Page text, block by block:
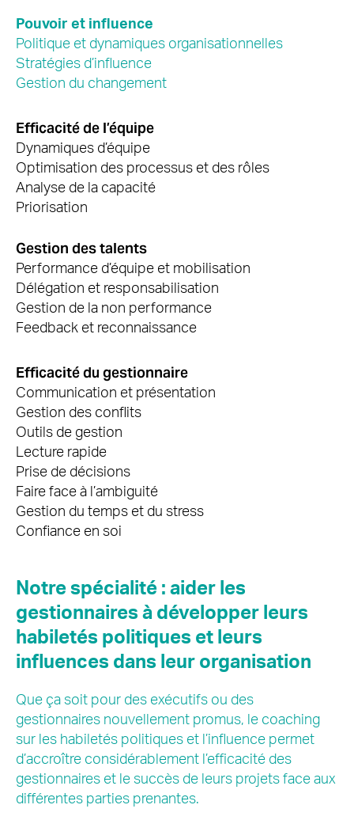
Pouvoir et influence
Politique et dynamiques organisationnelles
Stratégies d’influence
Gestion du changement
Efficacité de l’équipe
Dynamiques d’équipe
Optimisation des processus et des rôles
Analyse de la capacité
Priorisation
Gestion des talents
Performance d’équipe et mobilisation
Délégation et responsabilisation
Gestion de la non performance
Feedback et reconnaissance
Efficacité du gestionnaire
Communication et présentation
Gestion des conflits
Outils de gestion
Lecture rapide
Prise de décisions
Faire face à l’ambiguité
Gestion du temps et du stress
Confiance en soi
Notre spécialité : aider les
gestionnaires à développer leurs
habiletés politiques et leurs
influences dans leur organisation
Que ça soit pour des exécutifs ou des
gestionnaires nouvellement promus, le coaching
sur les habiletés politiques et l’influence permet
d’accroître considérablement l’efficacité des
gestionnaires et le succès de leurs projets face aux
différentes parties prenantes.